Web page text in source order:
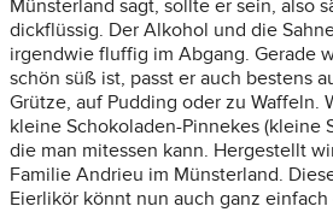
Münsterland sagt, sollte er sein, also
dickflüssig. Der Alkohol und die
irgendwie fluffig im Abgang. Gerade
schön süß ist, passt er auch bestens
Grütze, auf Pudding oder zu Waffeln.
kleine Schokoladen-Pinnekes (kleine
die man mitessen kann. Hergestellt
Familie Andrieu im Münsterland.
Eierlikör könnt nun auch ganz